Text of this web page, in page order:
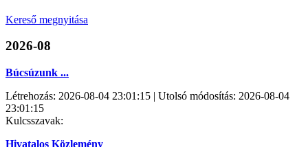
Kereső megnyitása
2026-08
Búcsúzunk ...
Létrehozás: 2026-08-04 23:01:15 | Utolsó módosítás: 2026-08-04
23:01:15
Kulcsszavak:
Hivatalos Közlemény